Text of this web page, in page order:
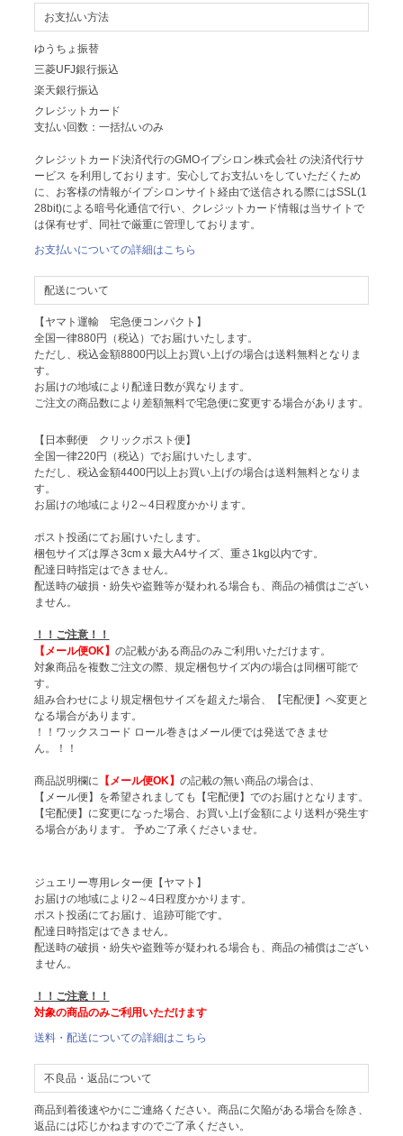
お支払い方法
ゆうちょ振替
三菱UFJ銀行振込
楽天銀行振込
クレジットカード
支払い回数：一括払いのみ
クレジットカード決済代行のGMOイプシロン株式会社 の決済代行サ
ービス を利用しております。安心してお支払いをしていただくため
に、お客様の情報がイプシロンサイト経由で送信される際にはSSL(1
28bit)による暗号化通信で行い、クレジットカード情報は当サイトで
は保有せず、同社で厳重に管理しております。
お支払いについての詳細はこちら
配送について
【ヤマト運輸 宅急便コンパクト】
全国一律880円（税込）でお届けいたします。
ただし、税込金額8800円以上お買い上げの場合は送料無料となりま
す。
お届けの地域により配達日数が異なります。
ご注文の商品数により差額無料で宅急便に変更する場合があります。
【日本郵便 クリックポスト便】
全国一律220円（税込）でお届けいたします。
ただし、税込金額4400円以上お買い上げの場合は送料無料となりま
す。
お届けの地域により2～4日程度かかります。
ポスト投函にてお届けいたします。
梱包サイズは厚さ3cm x 最大A4サイズ、重さ1kg以内です。
配達日時指定はできません。
配送時の破損・紛失や盗難等が疑われる場合も、商品の補償はござい
ません。
！！ご注意！！
【メール便OK】 の記載がある商品のみご利用いただけます。
対象商品を複数ご注文の際、規定梱包サイズ内の場合は同梱可能で
す。
組み合わせにより規定梱包サイズを超えた場合、【宅配便】へ変更と
なる場合があります。
！！ワックスコード ロール巻きはメール便では発送できませ
ん。！！
商品説明欄に 【メール便OK】 の記載の無い商品の場合は、
【メール便】を希望されましても【宅配便】でのお届けとなります。
【宅配便】に変更になった場合、お買い上げ金額により送料が発生す
る場合があります。 予めご了承くださいませ。
ジュエリー専用レター便【ヤマト】
お届けの地域により2～4日程度かかります。
ポスト投函にてお届け、追跡可能です。
配達日時指定はできません。
配送時の破損・紛失や盗難等が疑われる場合も、商品の補償はござい
ません。
！！ご注意！！
対象の商品のみご利用いただけます
送料・配送についての詳細はこちら
不良品・返品について
商品到着後速やかにご連絡ください。商品に欠陥がある場合を除き、
返品には応じかねますのでご了承ください。